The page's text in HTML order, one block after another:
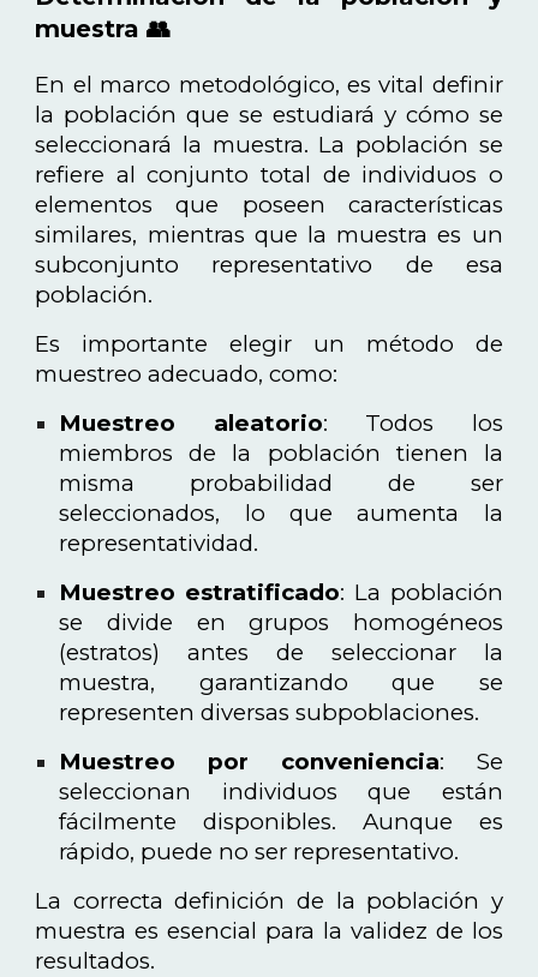
muestra 👥
En el marco metodológico, es vital definir
la población que se estudiará y cómo se
seleccionará la muestra. La población se
refiere al conjunto total de individuos o
elementos que poseen características
similares, mientras que la muestra es un
subconjunto representativo de esa
población.
Es importante elegir un método de
muestreo adecuado, como:
Muestreo aleatorio: Todos los
miembros de la población tienen la
misma probabilidad de ser
seleccionados, lo que aumenta la
representatividad.
Muestreo estratificado: La población
se divide en grupos homogéneos
(estratos) antes de seleccionar la
muestra, garantizando que se
representen diversas subpoblaciones.
Muestreo por conveniencia: Se
seleccionan individuos que están
fácilmente disponibles. Aunque es
rápido, puede no ser representativo.
La correcta definición de la población y
muestra es esencial para la validez de los
resultados.